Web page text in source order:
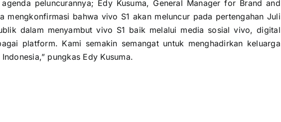
peluncurannya; Edy Kusuma, General Manager for Brand and
mengkonfirmasi bahwa vivo S1 akan meluncur pada pertengahan Juli
dalam menyambut vivo S1 baik melalui media sosial vivo, digital
platform. Kami semakin semangat untuk menghadirkan keluarga
pungkas Edy Kusuma.